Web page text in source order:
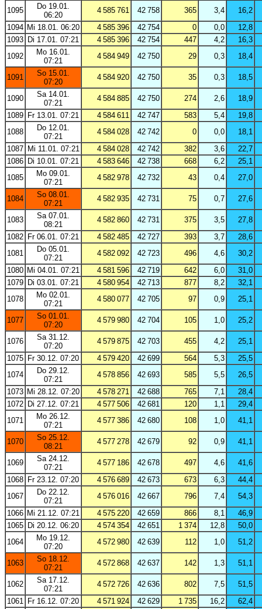
1095
Do 19.01.
06:20
4 585 761 42 758 365 3,4
16,2
1094 Mi 18.01. 06:20 4 585 396 42 754 0 0,0
12,8
1093 Di 17.01. 07:21 4 585 396 42 754 447 4,2
16,3
1092
Mo 16.01.
07:21
4 584 949 42 750 29 0,3 18,4
1091
So 15.01.
07:20
4 584 920 42 750 35 0,3 18,5
1090
Sa 14.01.
07:21
4 584 885 42 750 274 2,6
18,9
1089 Fr 13.01. 07:21 4 584 611 42 747 583 5,4
19,8
1088
Do 12.01.
07:21
4 584 028 42 742 0 0,0
18,1
1087 Mi 11.01. 07:21 4 584 028 42 742 382 3,6
22,7
1086 Di 10.01. 07:21 4 583 646 42 738 668 6,2
25,1
1085
Mo 09.01.
07:21
4 582 978 42 732 43 0,4 27,0
1084
So 08.01.
07:21
4 582 935 42 731 75 0,7 27,6
1083
Sa 07.01.
08:21
4 582 860 42 731 375 3,5
27,8
1082 Fr 06.01. 07:21 4 582 485 42 727 393 3,7
28,6
1081
Do 05.01.
07:21
4 582 092 42 723 496 4,6
30,2
1080 Mi 04.01. 07:21 4 581 596 42 719 642 6,0
31,0
1079 Di 03.01. 07:21 4 580 954 42 713 877 8,2
32,1
1078
Mo 02.01.
07:21
4 580 077 42 705 97 0,9 25,1
1077
So 01.01.
07:20
4 579 980 42 704 105 1,0 25,2
1076
Sa 31.12.
07:20
4 579 875 42 703 455 4,2
25,1
1075 Fr 30.12. 07:20 4 579 420 42 699 564 5,3
25,5
1074
Do 29.12.
07:21
4 578 856 42 693 585 5,5
26,5
1073 Mi 28.12. 07:20 4 578 271 42 688 765 7,1
28,4
1072 Di 27.12. 07:21 4 577 506 42 681 120 1,1
29,4
1071
Mo 26.12.
07:21
4 577 386 42 680 108 1,0 41,1
1070
So 25.12.
08:21
4 577 278 42 679 92 0,9 41,1
1069
Sa 24.12.
07:21
4 577 186 42 678 497 4,6
41,6
1068 Fr 23.12. 07:20 4 576 689 42 673 673 6,3
44,4
1067
Do 22.12.
07:21
4 576 016 42 667 796 7,4
54,3
1066 Mi 21.12. 07:21 4 575 220 42 659 866 8,1
46,9
1065 Di 20.12. 06:20 4 574 354 42 651 1 374 12,8
50,0
1064
Mo 19.12.
07:20
4 572 980 42 639 112 1,0 51,2
1063
So 18.12.
07:21
4 572 868 42 637 142 1,3 51,1
1062
Sa 17.12.
07:21
4 572 726 42 636 802 7,5
51,5
1061 Fr 16.12. 07:20 4 571 924 42 629 1 735 16,2
62,4